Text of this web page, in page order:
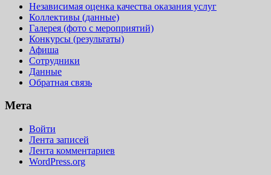
Независимая оценка качества оказания услуг
Коллективы (данные)
Галерея (фото с мероприятий)
Конкурсы (результаты)
Афиша
Сотрудники
Данные
Обратная связь
Мета
Войти
Лента записей
Лента комментариев
WordPress.org